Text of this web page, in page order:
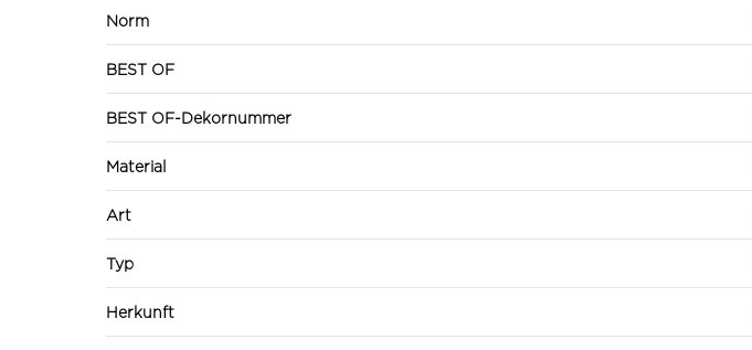
Norm
BEST OF
BEST OF-Dekornummer
Material
Art
Typ
Herkunft